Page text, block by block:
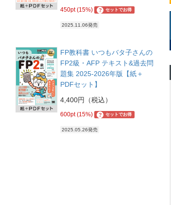
450pt (15%) ? セットでお得
2025.11.06発売
FP教科書 いつもバタ子さんの
FP2級・AFP テキスト&過去問
題集 2025-2026年版【紙＋
PDFセット】
4,400円（税込）
600pt (15%) ? セットでお得
2025.05.26発売